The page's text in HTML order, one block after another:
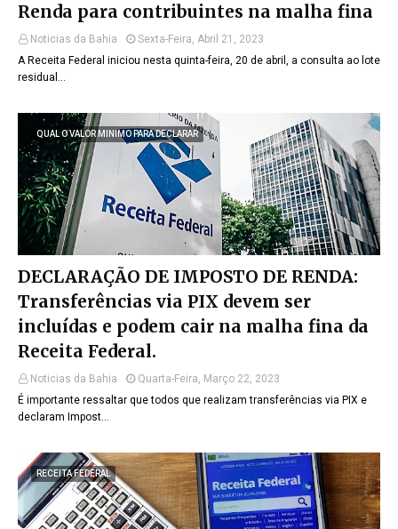
Renda para contribuintes na malha fina
Noticias da Bahia
Sexta-Feira, Abril 21, 2023
A Receita Federal iniciou nesta quinta-feira, 20 de abril, a consulta ao lote
residual…
QUAL O VALOR MINIMO PARA DECLARAR
DECLARAÇÃO DE IMPOSTO DE RENDA:
Transferências via PIX devem ser
incluídas e podem cair na malha fina da
Receita Federal.
Noticias da Bahia
Quarta-Feira, Março 22, 2023
É importante ressaltar que todos que realizam transferências via PIX e
declaram Impost…
RECEITA FEDERAL